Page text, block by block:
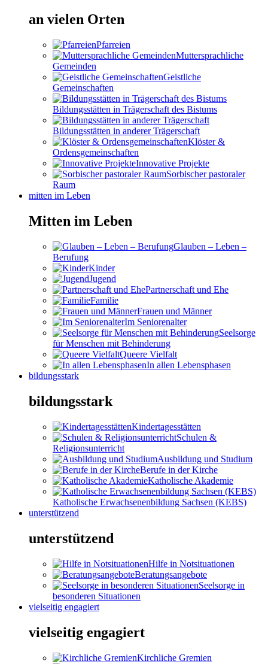
an vielen Orten
Pfarreien
Muttersprachliche
Gemeinden
Geistliche
Gemeinschaften
Bildungsstätten in Trägerschaft des Bistums
Bildungsstätten in anderer Trägerschaft
Klöster &
Ordensgemeinschaften
Innovative Projekte
Sorbischer pastoraler
Raum
mitten im Leben
Mitten im Leben
Glauben – Leben –
Berufung
Kinder
Jugend
Partnerschaft und Ehe
Familie
Frauen und Männer
Im Seniorenalter
Seelsorge
für Menschen mit Behinderung
Queere Vielfalt
In allen Lebensphasen
bildungsstark
bildungsstark
Kindertagesstätten
Schulen &
Religionsunterricht
Ausbildung und Studium
Berufe in der Kirche
Katholische Akademie
Katholische Erwachsenenbildung Sachsen (KEBS)
unterstützend
unterstützend
Hilfe in Notsituationen
Beratungsangebote
Seelsorge in
besonderen Situationen
vielseitig engagiert
vielseitig engagiert
Kirchliche Gremien